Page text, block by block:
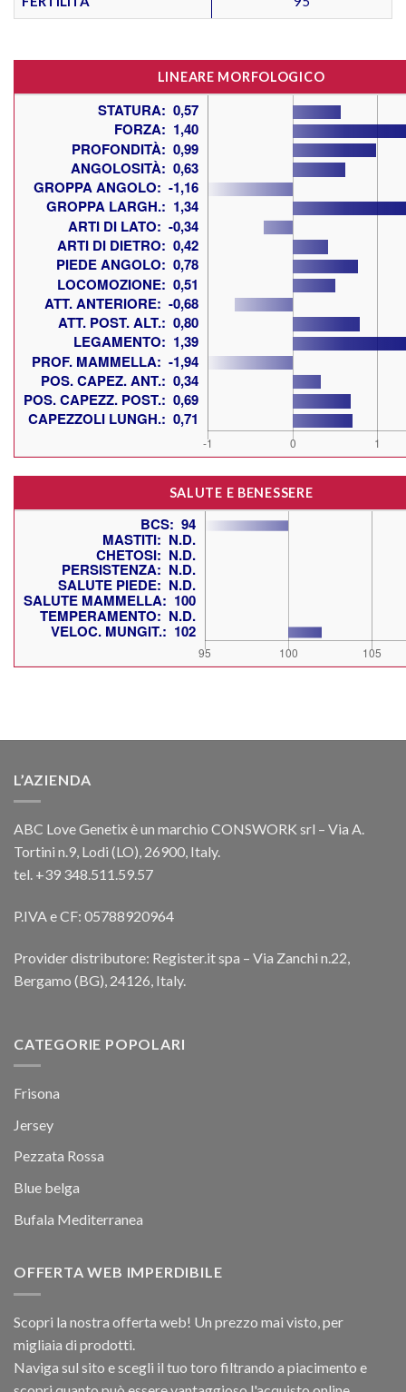
LINEARE MORFOLOGICO
SALUTE E BENESSERE
L’AZIENDA
ABC Love Genetix è un marchio CONSWORK srl – Via A.
Tortini n.9, Lodi (LO), 26900, Italy.
tel. +39 348.511.59.57
P.IVA e CF: 05788920964
Provider distributore: Register.it spa – Via Zanchi n.22,
Bergamo (BG), 24126, Italy.
CATEGORIE POPOLARI
Frisona
Jersey
Pezzata Rossa
Blue belga
Bufala Mediterranea
OFFERTA WEB IMPERDIBILE
Scopri la nostra offerta web! Un prezzo mai visto, per
migliaia di prodotti.
Naviga sul sito e scegli il tuo toro filtrando a piacimento e